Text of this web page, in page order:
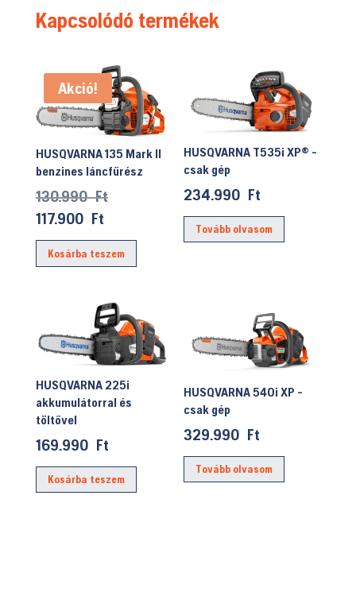
Kapcsolódó termékek
Akció!
HUSQVARNA 135 Mark II
benzines láncfűrész
130.990FtOriginal
was:
130.990 Ft.
117.900 FtCurrent
price
is:
Kosárba teszem
HUSQVARNA T535i XP® -
csak gép
234.990 Ft
Tovább olvasom
HUSQVARNA 225i
akkumulátorral és
töltővel
169.990 Ft
Kosárba teszem
HUSQVARNA 540i XP -
csak gép
329.990 Ft
Tovább olvasom